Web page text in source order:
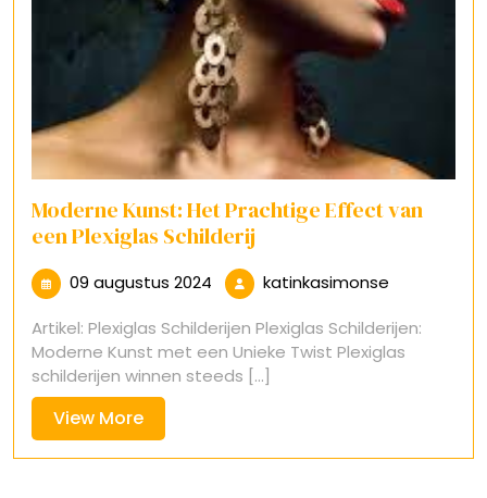
Moderne Kunst: Het Prachtige Effect van
een Plexiglas Schilderij
09 augustus 2024 09
augustus
2024
katinkasimonse
Artikel: Plexiglas Schilderijen Plexiglas Schilderijen:
Moderne Kunst met een Unieke Twist Plexiglas
schilderijen winnen steeds [...]
View MoreView
More